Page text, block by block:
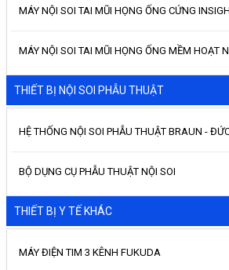
MÁY NỘI SOI TAI MŨI HỌNG ỐNG CỨNG
MÁY NỘI SOI TAI MŨI HỌNG ỐNG MỀM HOẠT
THIẾT BỊ NỘI SOI PHẪU THUẬT
HỆ THỐNG NỘI SOI PHẪU THUẬT BRAUN -
BỘ DỤNG CỤ PHẪU THUẬT NỘI SOI
THIẾT BỊ Y TẾ KHÁC
MÁY ĐIỆN TIM 3 KÊNH FUKUDA